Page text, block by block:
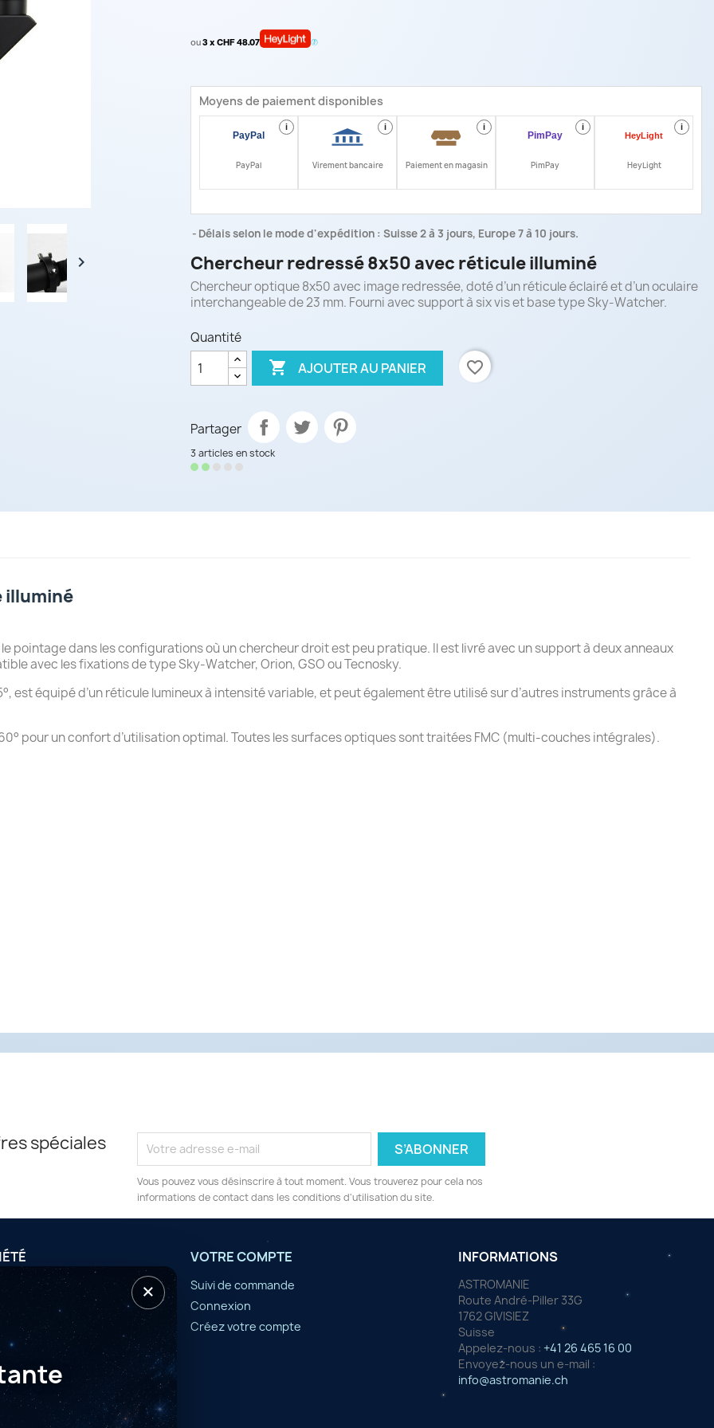

ou3 x CHF 48.07
Moyens de paiement disponibles
i
PayPal
i
Virement bancaire
i
Paiement en magasin
i
PimPay
i
HeyLight
Délais selon le mode d'expédition : Suisse 2 à 3 jours, Europe 7 à 10 jours.
Chercheur redressé 8x50 avec réticule illuminé
Chercheur optique 8x50 avec image redressée, doté d’un réticule éclairé et d’un oculaire
interchangeable de 23 mm. Fourni avec support à six vis et base type Sky-Watcher.
Quantité
 AJOUTER AU PANIER favorite_border
Partager
3 articles en stock
illuminé
pointage dans les configurations où un chercheur droit est peu pratique. Il est livré avec un support à deux anneaux
avec les fixations de type Sky-Watcher, Orion, GSO ou Tecnosky.
est équipé d’un réticule lumineux à intensité variable, et peut également être utilisé sur d’autres instruments grâce à
pour un confort d’utilisation optimal. Toutes les surfaces optiques sont traitées FMC (multi-couches intégrales).
spéciales
Vous pouvez vous désinscrire à tout moment. Vous trouverez pour cela nos
informations de contact dans les conditions d'utilisation du site.
VOTRE COMPTE
Suivi de commande
Connexion
Créez votre compte
INFORMATIONS
ASTROMANIE
Route André-Piller 33G
1762 GIVISIEZ
Suisse
Appelez-nous : +41 26 465 16 00
Envoyez-nous un e-mail :
info@astromanie.ch
×